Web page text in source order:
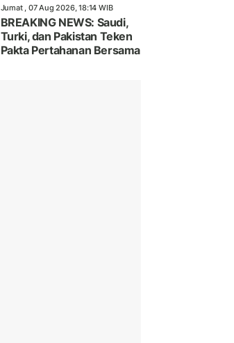
Jumat , 07 Aug 2026, 18:14 WIB
BREAKING NEWS: Saudi,
Turki, dan Pakistan Teken
Pakta Pertahanan Bersama